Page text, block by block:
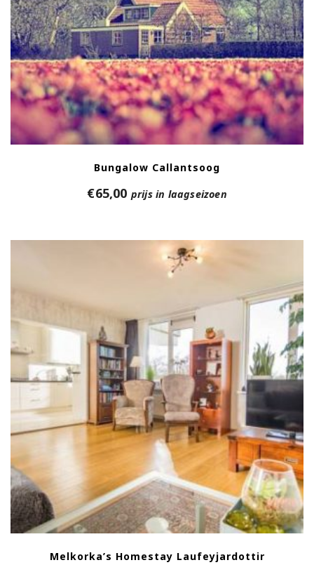
Bungalow Callantsoog
€65,00 prijs in laagseizoen
Melkorka’s Homestay Laufeyjardottir